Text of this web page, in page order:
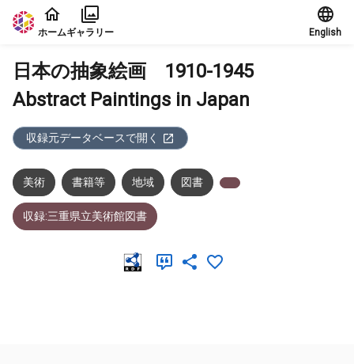
本文に飛ぶ
ホームギャラリー English
日本の抽象絵画 1910-1945
Abstract Paintings in Japan
収録元データベースで開く
美術 書籍等 地域 図書
収録:三重県立美術館図書